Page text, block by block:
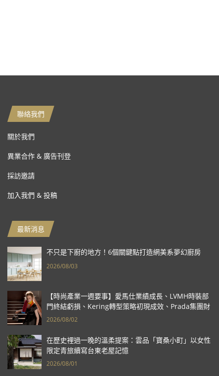
聯絡我們
關於我們
異業合作 & 廣告刊登
採訪邀請
加入我們 & 投稿
最新消息
不只是下廚的地方！6個關鍵點打造網美系夢幻廚房
2026/08/03
【時尚產業一週要事】愛馬仕業績成長、LVMH時裝部
門終結虧損、Kering轉型策略初現成效、Prada集團財
報亮眼
2026/08/02
在歷史裡過一晚的溫柔提案：雲品「寶桑小町」以女性
限定青旅續寫台東老屋記憶
2026/08/01